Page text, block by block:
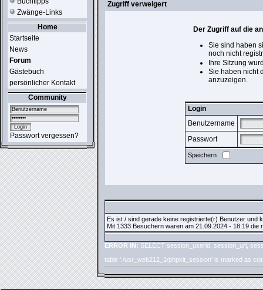
Zwänge-Links
Home
Startseite
News
Forum
Gästebuch
persönlicher Kontakt
Community
Passwort vergessen?
Zugriff verweigert
Der Zugriff auf die
Sie sind haben
noch nicht
Ihre Sitzung
Sie haben nicht
anzuzeigen.
Login
Benutzername
Passwort
Speichern
Es ist / sind gerade keine registrierte(r) Benutzer und
Mit 1333 Besuchern waren am 21.09.2024 - 18:19 die
ERROR IN: SELECT session_userid, session_url,
table './usr_web212_1/phpkit_session' is marked as